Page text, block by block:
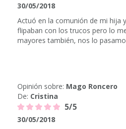
30/05/2018
Actuó en la comunión de mi hija
flipaban con los trucos pero lo
mayores también, nos lo
Opinión sobre: Mago Roncero
De: Cristina
5/5
30/05/2018